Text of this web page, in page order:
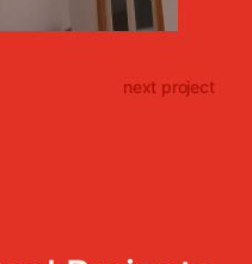
next project